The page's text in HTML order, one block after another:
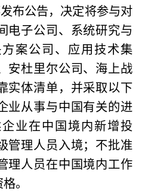
布公告，决定将参与对
电子公司、系统研究与
案公司、应用技术集
安杜里尔公司、海上战
实体清单，并采取以下
业从事与中国有关的进
业在中国境内新增投
管理人员入境；不批准
理人员在中国境内工作
。